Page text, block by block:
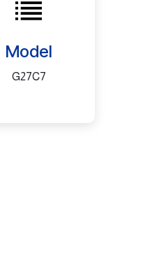
Model
G27C7